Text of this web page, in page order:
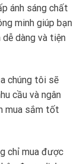
ánh sáng chất
minh giúp bạn
dàng và tiện
chúng tôi sẽ
cầu và ngân
mua sắm tốt
chỉ mua được